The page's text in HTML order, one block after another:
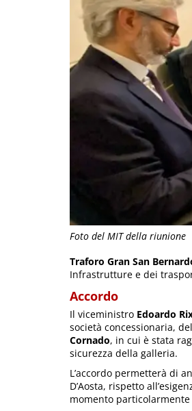
Foto del MIT della riunione
Traforo Gran San
Infrastrutture e dei
Accordo
Il viceministro Edoardo
società concessionaria,
Cornado, in cui è stata
sicurezza della galleria.
L’accordo permetterà di
D’Aosta, rispetto
momento